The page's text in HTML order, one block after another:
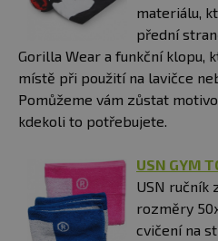
materiálu,
přední
Gorilla Wear a funkční klopu,
místě při použití na lavičce
Pomůžeme vám zůstat
kdekoli to potřebujete.
USN GYM
USN ručník
rozměry
cvičení na